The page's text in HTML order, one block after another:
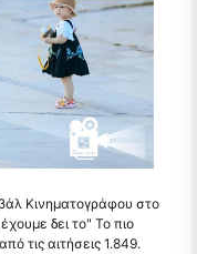
Κινηματογράφου στο
δει το" Το πιο
τις αιτήσεις 1.849.